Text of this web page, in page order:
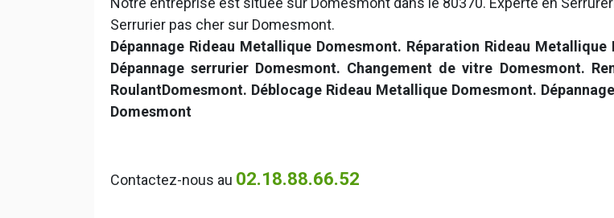
Serrurier pas cher sur Domesmont.
Dépannage Rideau Metallique Domesmont. Réparation Rideau
Dépannage serrurier Domesmont. Changement de vitre Domesmont.
RoulantDomesmont. Déblocage Rideau Metallique Domesmont.
Domesmont
Contactez-nous au 02.18.88.66.52